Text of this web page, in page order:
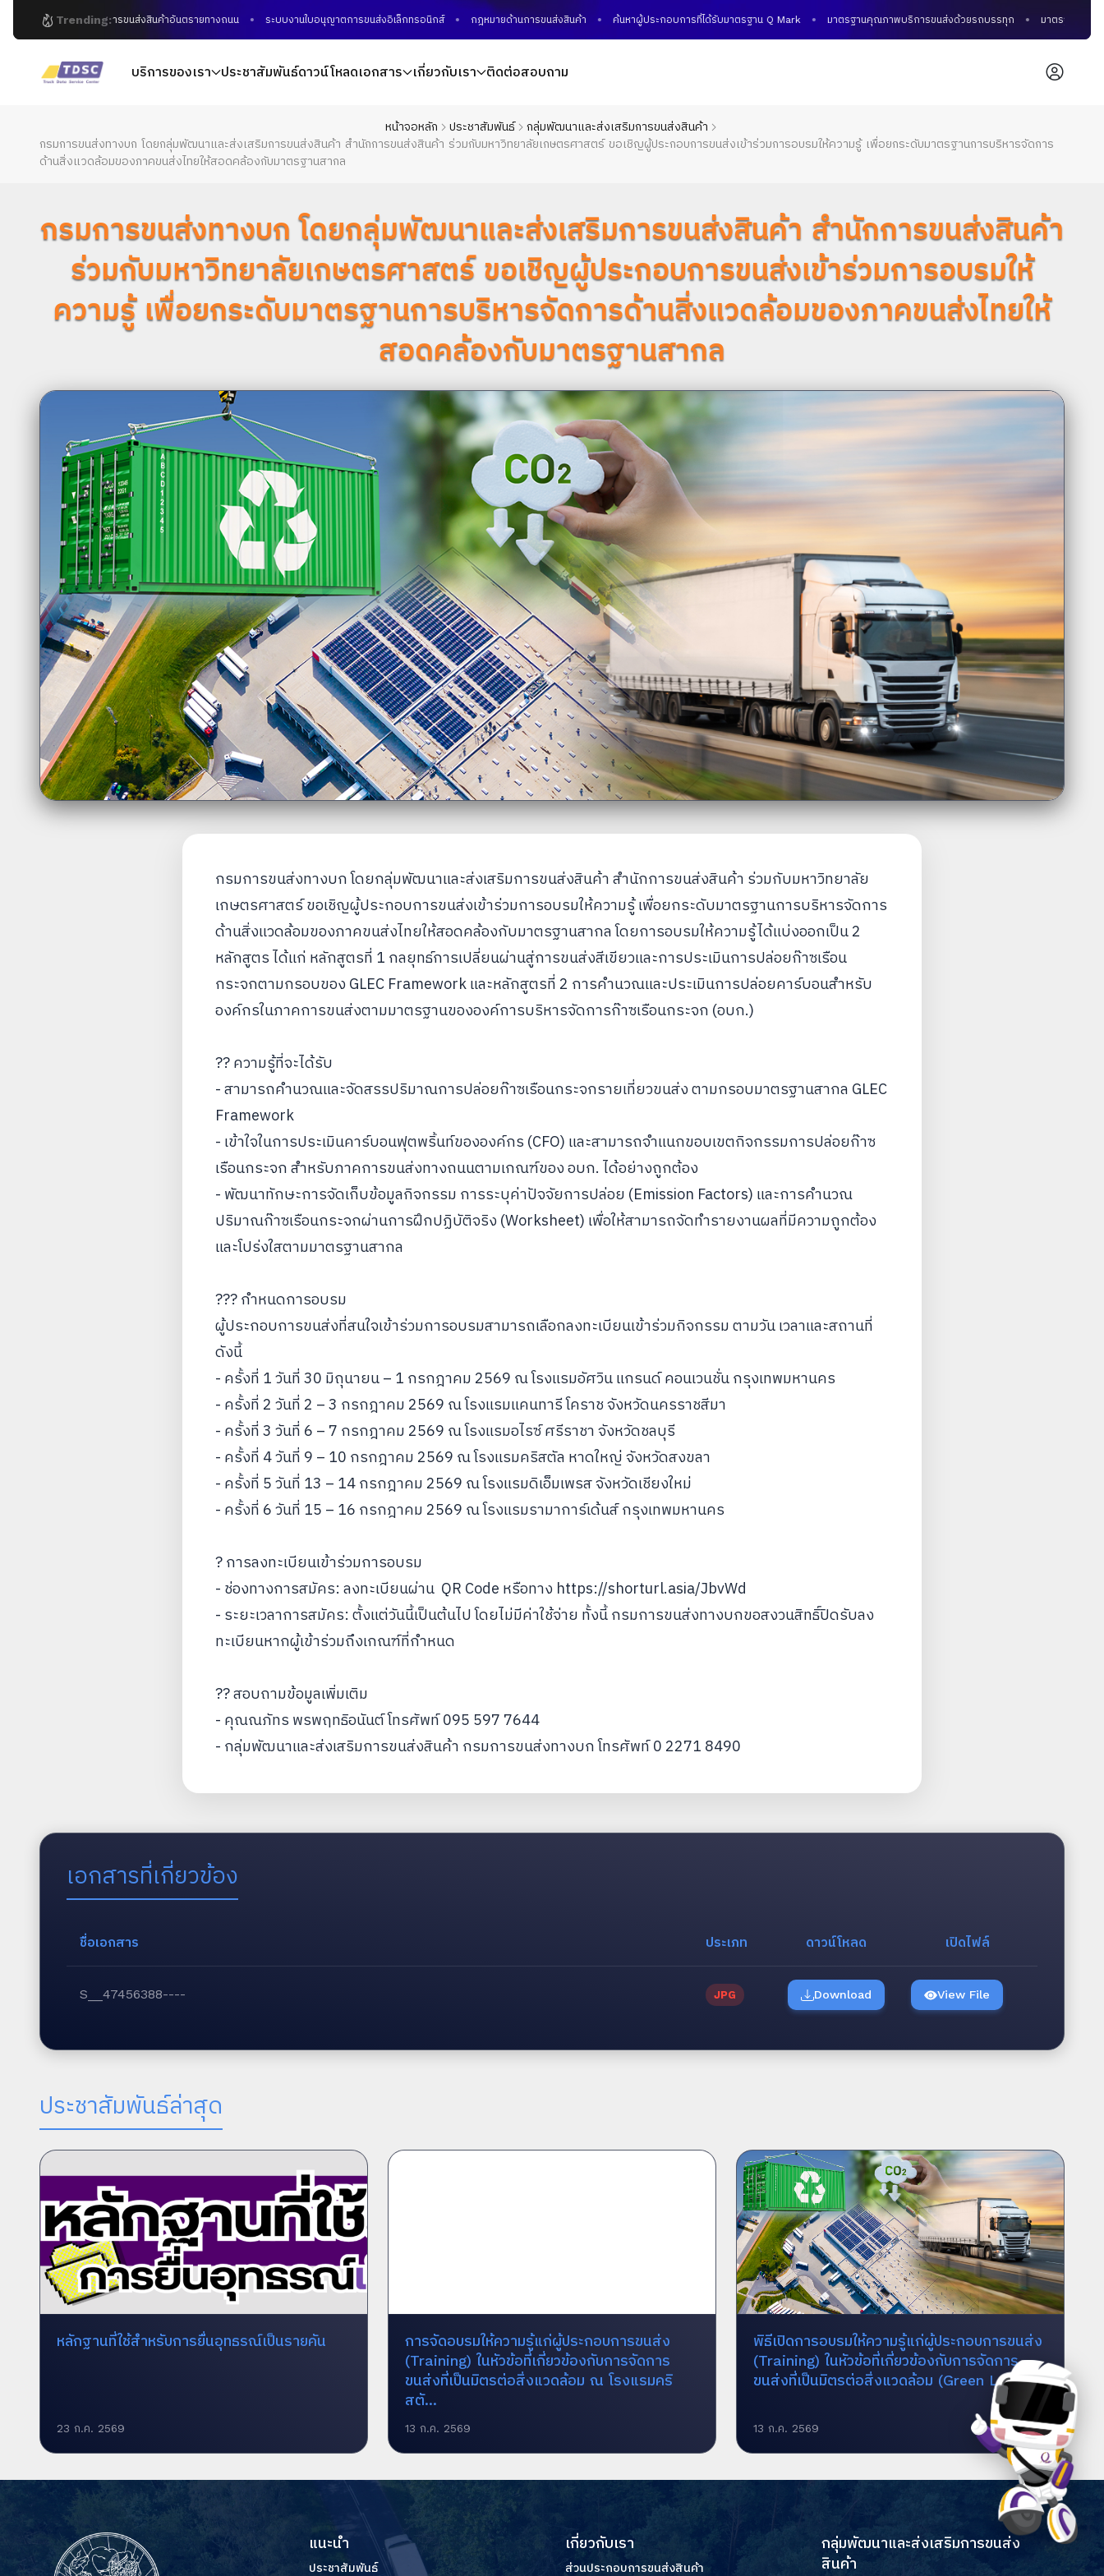
Trending:การขนส่งสินค้าอันตรายทางถนน ระบบงานใบอนุญาตการขนส่งอิเล็กทรอนิกส์ กฎหมายด้านการขนส่งสินค้า ค้นหาผู้ประกอบการที่ได้รับมาตรฐาน Q Mark มาตรฐานคุณภาพบริการขนส่งด้วยรถบรรทุก มาตรฐานคุณภาพ
บริการของเรา ประชาสัมพันธ์ดาวน์โหลดเอกสาร เกี่ยวกับเรา ติดต่อสอบถาม
หน้าจอหลัก ประชาสัมพันธ์
กลุ่มพัฒนาและส่งเสริมการขนส่งสินค้า
กรมการขนส่งทางบก โดยกลุ่มพัฒนาและส่งเสริมการขนส่งสินค้า สำนักการขนส่งสินค้า ร่วมกับมหาวิทยาลัยเกษตรศาสตร์ ขอเชิญผู้ประกอบการขนส่งเข้าร่วมการอบรมให้ความรู้ เพื่อยกระดับมาตรฐานการบริหารจัดการ
ด้านสิ่งแวดล้อมของภาคขนส่งไทยให้สอดคล้องกับมาตรฐานสากล
กรมการขนส่งทางบก โดยกลุ่มพัฒนาและส่งเสริมการขนส่งสินค้า สำนักการขนส่งสินค้า
ร่วมกับมหาวิทยาลัยเกษตรศาสตร์ ขอเชิญผู้ประกอบการขนส่งเข้าร่วมการอบรมให้
ความรู้ เพื่อยกระดับมาตรฐานการบริหารจัดการด้านสิ่งแวดล้อมของภาคขนส่งไทยให้
สอดคล้องกับมาตรฐานสากล
กรมการขนส่งทางบก โดยกลุ่มพัฒนาและส่งเสริมการขนส่งสินค้า สำนักการขนส่งสินค้า ร่วมกับมหาวิทยาลัย
เกษตรศาสตร์ ขอเชิญผู้ประกอบการขนส่งเข้าร่วมการอบรมให้ความรู้ เพื่อยกระดับมาตรฐานการบริหารจัดการ
ด้านสิ่งแวดล้อมของภาคขนส่งไทยให้สอดคล้องกับมาตรฐานสากล โดยการอบรมให้ความรู้ได้แบ่งออกเป็น 2
หลักสูตร ได้แก่ หลักสูตรที่ 1 กลยุทธ์การเปลี่ยนผ่านสู่การขนส่งสีเขียวและการประเมินการปล่อยก๊าซเรือน
กระจกตามกรอบของ GLEC Framework และหลักสูตรที่ 2 การคำนวณและประเมินการปล่อยคาร์บอนสำหรับ
องค์กรในภาคการขนส่งตามมาตรฐานขององค์การบริหารจัดการก๊าซเรือนกระจก (อบก.)
?? ความรู้ที่จะได้รับ
- สามารถคำนวณและจัดสรรปริมาณการปล่อยก๊าซเรือนกระจกรายเที่ยวขนส่ง ตามกรอบมาตรฐานสากล GLEC
Framework
- เข้าใจในการประเมินคาร์บอนฟุตพริ้นท์ขององค์กร (CFO) และสามารถจำแนกขอบเขตกิจกรรมการปล่อยก๊าซ
เรือนกระจก สำหรับภาคการขนส่งทางถนนตามเกณฑ์ของ อบก. ได้อย่างถูกต้อง
- พัฒนาทักษะการจัดเก็บข้อมูลกิจกรรม การระบุค่าปัจจัยการปล่อย (Emission Factors) และการคำนวณ
ปริมาณก๊าซเรือนกระจกผ่านการฝึกปฏิบัติจริง (Worksheet) เพื่อให้สามารถจัดทำรายงานผลที่มีความถูกต้อง
และโปร่งใสตามมาตรฐานสากล
??? กำหนดการอบรม
ผู้ประกอบการขนส่งที่สนใจเข้าร่วมการอบรมสามารถเลือกลงทะเบียนเข้าร่วมกิจกรรม ตามวัน เวลาและสถานที่
ดังนี้
- ครั้งที่ 1 วันที่ 30 มิถุนายน – 1 กรกฎาคม 2569 ณ โรงแรมอัศวิน แกรนด์ คอนเวนชั่น กรุงเทพมหานคร
- ครั้งที่ 2 วันที่ 2 – 3 กรกฎาคม 2569 ณ โรงแรมแคนทารี โคราช จังหวัดนครราชสีมา
- ครั้งที่ 3 วันที่ 6 – 7 กรกฎาคม 2569 ณ โรงแรมอไรซ์ ศรีราชา จังหวัดชลบุรี
- ครั้งที่ 4 วันที่ 9 – 10 กรกฎาคม 2569 ณ โรงแรมคริสตัล หาดใหญ่ จังหวัดสงขลา
- ครั้งที่ 5 วันที่ 13 – 14 กรกฎาคม 2569 ณ โรงแรมดิเอ็มเพรส จังหวัดเชียงใหม่
- ครั้งที่ 6 วันที่ 15 – 16 กรกฎาคม 2569 ณ โรงแรมรามาการ์เด้นส์ กรุงเทพมหานคร
? การลงทะเบียนเข้าร่วมการอบรม
- ช่องทางการสมัคร: ลงทะเบียนผ่าน QR Code หรือทาง https://shorturl.asia/JbvWd
- ระยะเวลาการสมัคร: ตั้งแต่วันนี้เป็นต้นไป โดยไม่มีค่าใช้จ่าย ทั้งนี้ กรมการขนส่งทางบกขอสงวนสิทธิ์ปิดรับลง
ทะเบียนหากผู้เข้าร่วมถึงเกณฑ์ที่กำหนด
?? สอบถามข้อมูลเพิ่มเติม
- คุณณภัทร พรพฤทธิอนันต์ โทรศัพท์ 095 597 7644
- กลุ่มพัฒนาและส่งเสริมการขนส่งสินค้า กรมการขนส่งทางบก โทรศัพท์ 0 2271 8490
เอกสารที่เกี่ยวข้อง
ชื่อเอกสาร ประเภท ดาวน์โหลด เปิดไฟล์
S__47456388---- JPG Download View File
ประชาสัมพันธ์ล่าสุด
หลักฐานที่ใช้สำหรับการยื่นอุทธรณ์เป็นรายคัน
23 ก.ค. 2569
การจัดอบรมให้ความรู้แก่ผู้ประกอบการขนส่ง
(Training) ในหัวข้อที่เกี่ยวข้องกับการจัดการ
ขนส่งที่เป็นมิตรต่อสิ่งแวดล้อม ณ โรงแรมคริ
สตั...
13 ก.ค. 2569
พิธีเปิดการอบรมให้ความรู้แก่ผู้ประกอบการขนส่ง
(Training) ในหัวข้อที่เกี่ยวข้องกับการจัดการ
ขนส่งที่เป็นมิตรต่อสิ่งแวดล้อม (Green Lo...
13 ก.ค. 2569
แนะนำ
ประชาสัมพันธ์
เกี่ยวกับเรา
ส่วนประกอบการขนส่งสินค้า
กลุ่มพัฒนาและส่งเสริมการขนส่ง
สินค้า